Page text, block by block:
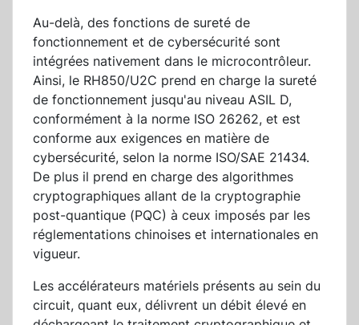
Au-delà, des fonctions de sureté de
fonctionnement et de cybersécurité sont
intégrées nativement dans le microcontrôleur.
Ainsi, le RH850/U2C prend en charge la sureté
de fonctionnement jusqu'au niveau ASIL D,
conformément à la norme ISO 26262, et est
conforme aux exigences en matière de
cybersécurité, selon la norme ISO/SAE 21434.
De plus il prend en charge des algorithmes
cryptographiques allant de la cryptographie
post-quantique (PQC) à ceux imposés par les
réglementations chinoises et internationales en
vigueur.
Les accélérateurs matériels présents au sein du
circuit, quant eux, délivrent un débit élevé en